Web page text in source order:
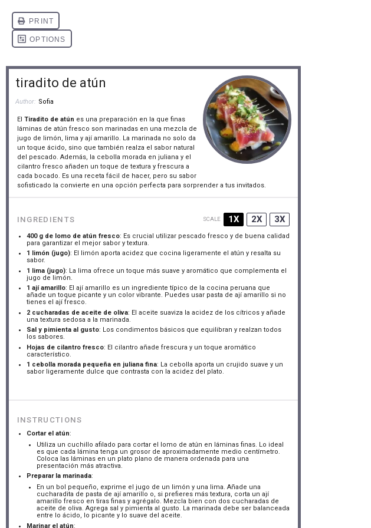
tiradito de atún
Author: Sofia
El Tiradito de atún es una preparación en la que finas
láminas de atún fresco son marinadas en una mezcla de
jugo de limón, lima y ají amarillo. La marinada no solo da
un toque ácido, sino que también realza el sabor natural
del pescado. Además, la cebolla morada en juliana y el
cilantro fresco añaden un toque de textura y frescura a
cada bocado. Es una receta fácil de hacer, pero su sabor
sofisticado la convierte en una opción perfecta para sorprender a tus invitados.
INGREDIENTS SCALE 1X 2X 3X
400 g de lomo de atún fresco: Es crucial utilizar pescado fresco y de buena calidad
para garantizar el mejor sabor y textura.
1 limón (jugo): El limón aporta acidez que cocina ligeramente el atún y resalta su
sabor.
1 lima (jugo): La lima ofrece un toque más suave y aromático que complementa el
jugo de limón.
1 ají amarillo: El ají amarillo es un ingrediente típico de la cocina peruana que
añade un toque picante y un color vibrante. Puedes usar pasta de ají amarillo si no
tienes el ají fresco.
2 cucharadas de aceite de oliva: El aceite suaviza la acidez de los cítricos y añade
una textura sedosa a la marinada.
Sal y pimienta al gusto: Los condimentos básicos que equilibran y realzan todos
los sabores.
Hojas de cilantro fresco: El cilantro añade frescura y un toque aromático
característico.
1 cebolla morada pequeña en juliana fina: La cebolla aporta un crujido suave y un
sabor ligeramente dulce que contrasta con la acidez del plato.
INSTRUCTIONS
Cortar el atún:
Utiliza un cuchillo afilado para cortar el lomo de atún en láminas finas. Lo ideal
es que cada lámina tenga un grosor de aproximadamente medio centímetro.
Coloca las láminas en un plato plano de manera ordenada para una
presentación más atractiva.
Preparar la marinada:
En un bol pequeño, exprime el jugo de un limón y una lima. Añade una
cucharadita de pasta de ají amarillo o, si prefieres más textura, corta un ají
amarillo fresco en tiras finas y agrégalo. Mezcla bien con dos cucharadas de
aceite de oliva. Agrega sal y pimienta al gusto. La marinada debe ser balanceada
entre lo ácido, lo picante y lo suave del aceite.
Marinar el atún: